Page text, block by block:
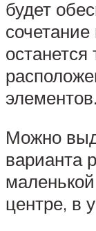
будет
останется
элементов.
Можно
варианта
центре, в